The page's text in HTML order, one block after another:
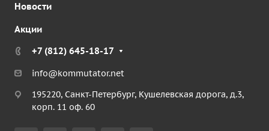
Новости
Акции
+7 (812) 645-18-17
info@kommutator.net
195220, Санкт-Петербург, Кушелевская дорога, д.3,
корп. 11 оф. 60